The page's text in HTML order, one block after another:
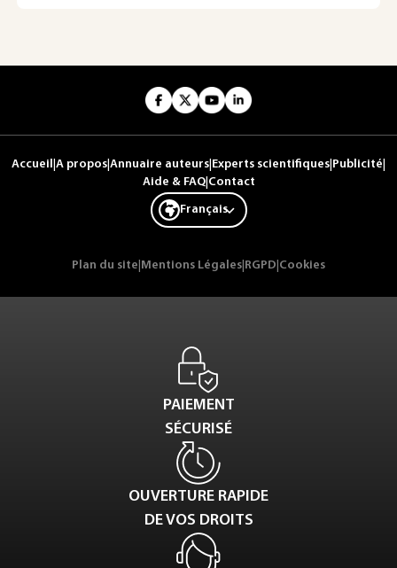
Accueil A propos Annuaire auteurs Experts scientifiques Publicité
Aide & FAQ| Contact
Français
Plan du site Mentions Légales RGPD Cookies
PAIEMENT
SÉCURISÉ
OUVERTURE RAPIDE
DE VOS DROITS